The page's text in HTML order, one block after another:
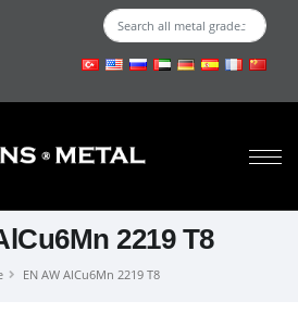
2219 T8
EN AW AlCu6Mn 2219 T8